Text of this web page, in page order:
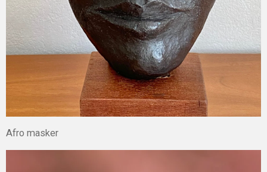
Afro masker